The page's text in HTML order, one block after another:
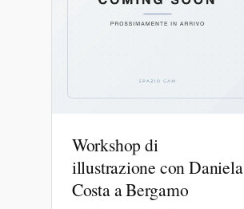
Workshop di
illustrazione con Daniela
Costa a Bergamo